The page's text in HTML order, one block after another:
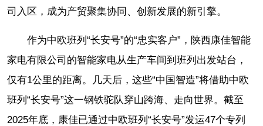
司入区，成为产贸聚集协同、创新发展的新引擎。
作为中欧班列“长安号”的“忠实客户”，陕西康佳智能
家电有限公司的智能家电从生产车间到班列出发站台，
仅有1公里的距离。几天后，这些“中国智造”将借助中欧
班列“长安号”这一钢铁驼队穿山跨海、走向世界。截至
2025年底，康佳已通过中欧班列“长安号”发运47个专列